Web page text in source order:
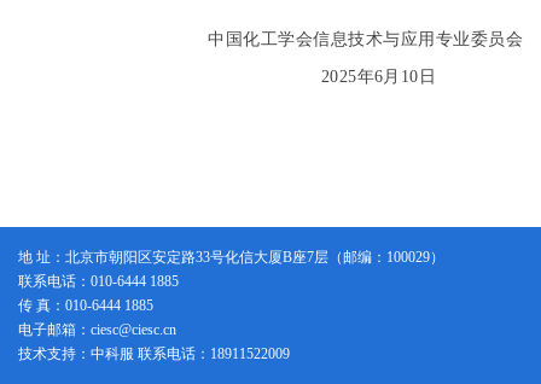
中国化工学会信息技术与应用专业委员会
2025年6月 10 日
地 址：北京市朝阳区安定路33号化信大厦B座7层（邮编：100029）
联系电话：010-6444 1885
传 真：010-6444 1885
电子邮箱：ciesc@ciesc.cn
技术支持：中科服 联系电话：18911522009